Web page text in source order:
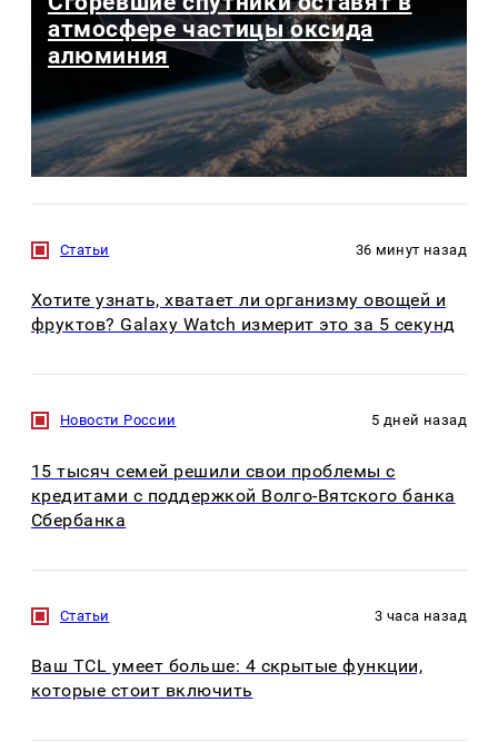
атмосфере частицы оксида
алюминия
Статьи 36 минут назад
Хотите узнать, хватает ли организму овощей и
фруктов? Galaxy Watch измерит это за 5 секунд
Новости России 5 дней назад
15 тысяч семей решили свои проблемы с
кредитами с поддержкой Волго-Вятского банка
Сбербанка
Статьи 3 часа назад
Ваш TCL умеет больше: 4 скрытые функции,
которые стоит включить